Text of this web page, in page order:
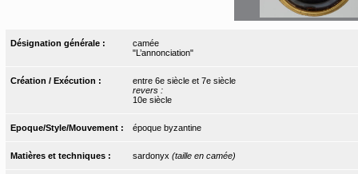
Désignation générale :
camée
"L’annonciation"
Création / Exécution :
entre 6e siècle et 7e siècle
revers :
10e siècle
Epoque/Style/Mouvement : époque byzantine
Matières et techniques : sardonyx (taille en camée)